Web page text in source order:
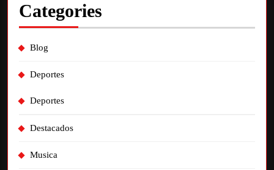
Categories
Blog
Deportes
Deportes
Destacados
Musica